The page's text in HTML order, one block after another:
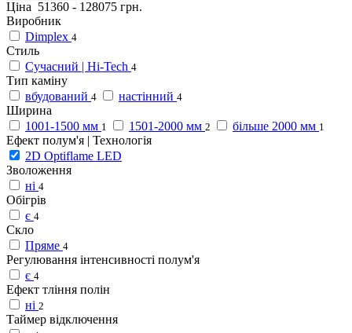
Ціна 51360 - 128075 грн.
Виробник
Dimplex 4
Стиль
Сучасний | Hi-Tech 4
Тип каміну
вбудований 4 настінний 4
Ширина
1001-1500 мм 1 1501-2000 мм 2 більше 2000 мм 1
Ефект полум'я | Технологія
2D Optiflame LED
Зволоження
ні 4
Обігрів
є 4
Скло
Пряме 4
Регулювання інтенсивності полум'я
є 4
Ефект тління полін
ні 2
Таймер відключення